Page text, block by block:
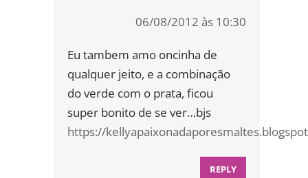
06/08/2012 às 10:30
Eu tambem amo oncinha de
qualquer jeito, e a combinação
do verde com o prata, ficou
super bonito de se ver…bjs
https://
REPLY